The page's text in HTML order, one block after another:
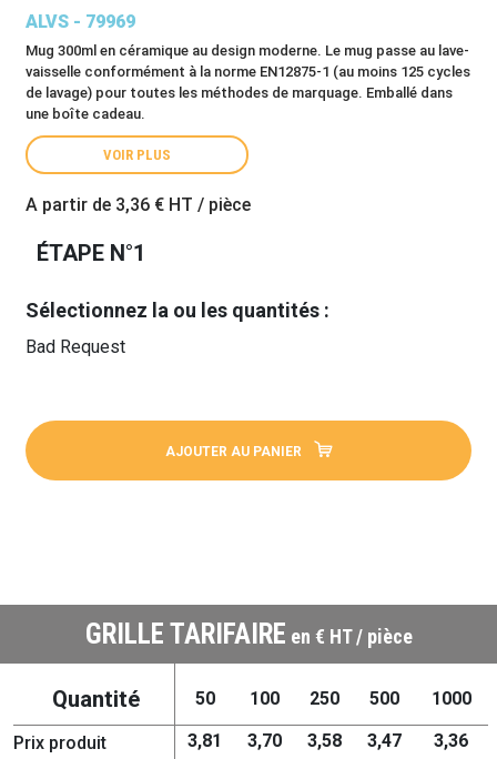
ALVS - 79969
Mug 300ml en céramique au design moderne. Le mug passe au lave-
vaisselle conformément à la norme EN12875-1 (au moins 125 cycles
de lavage) pour toutes les méthodes de marquage. Emballé dans
une boîte cadeau.
VOIR PLUS
A partir de 3,36 € HT / pièce
ÉTAPE N°1
Sélectionnez la ou les quantités :
Bad Request
AJOUTER AU PANIER
GRILLE TARIFAIRE en € HT / pièce
Quantité 50 100 250 500 1000
Prix produit 3,81 3,70 3,58 3,47
3,36